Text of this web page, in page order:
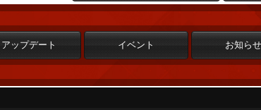
アップデート イベント お知らせ